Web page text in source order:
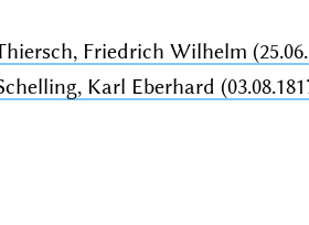
Friedrich Wilhelm
Karl Eberhard